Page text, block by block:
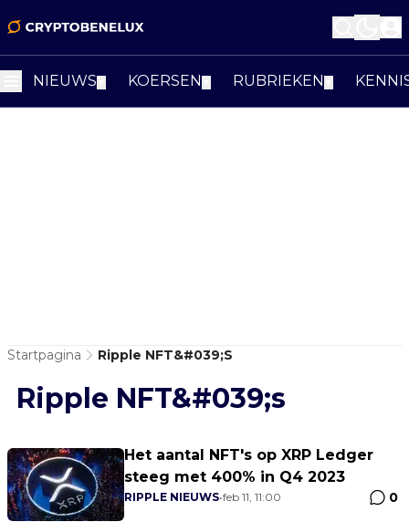
NIEUWS KOERSEN RUBRIEKEN
Startpagina Ripple NFT&#039;s
Ripple NFT&#039;s
Het aantal NFT's op XRP Ledger
steeg met 400% in Q4 2023
RIPPLE NIEUWS•feb 11, 11:00 0